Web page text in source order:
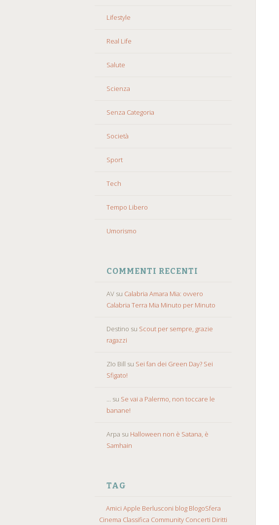
Lifestyle
Real Life
Salute
Scienza
Senza Categoria
Società
Sport
Tech
Tempo Libero
Umorismo
COMMENTI RECENTI
AV su Calabria Amara Mia: ovvero
Calabria Terra Mia Minuto per Minuto
Destino su Scout per sempre, grazie
ragazzi
ZIo Bill su Sei fan dei Green Day? Sei
Sfigato!
... su Se vai a Palermo, non toccare le
banane!
Arpa su Halloween non è Satana, è
Samhain
TAG
Amici Apple Berlusconi blog BlogoSfera
Cinema Classifica Community Concerti Diritti